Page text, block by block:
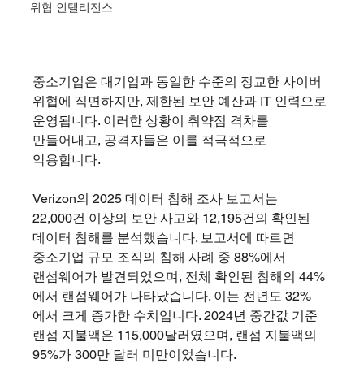
위협 인텔리전스
중소기업은 대기업과 동일한 수준의 정교한 사이버
위협에 직면하지만, 제한된 보안 예산과 IT 인력으로
운영됩니다. 이러한 상황이 취약점 격차를
만들어내고, 공격자들은 이를 적극적으로
악용합니다.
Verizon의 2025 데이터 침해 조사 보고서는
22,000건 이상의 보안 사고와 12,195건의 확인된
데이터 침해를 분석했습니다. 보고서에 따르면
중소기업 규모 조직의 침해 사례 중 88%에서
랜섬웨어가 발견되었으며, 전체 확인된 침해의 44%
에서 랜섬웨어가 나타났습니다. 이는 전년도 32%
에서 크게 증가한 수치입니다. 2024년 중간값 기준
랜섬 지불액은 115,000달러였으며, 랜섬 지불액의
95%가 300만 달러 미만이었습니다.